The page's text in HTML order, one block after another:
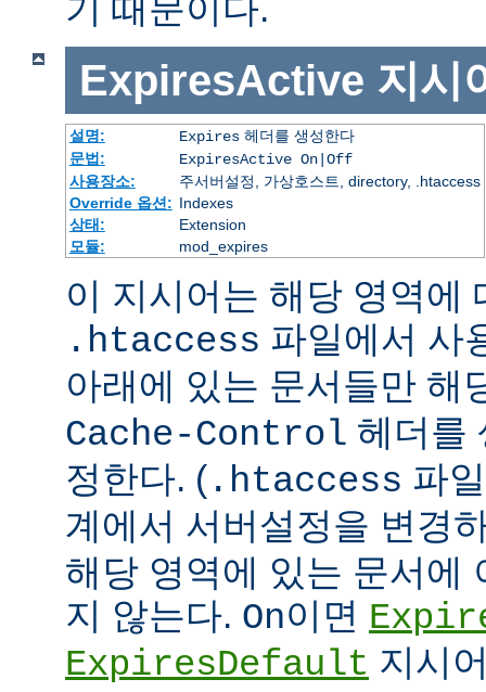
기 때문이다.
ExpiresActive 지시
설명: Expires헤더를 생성한다
문법:
ExpiresActive On|Off
사용장소:
주서버설정, 가상호스트, directory, .htaccess
Override 옵션: Indexes
상태:
Extension
모듈:
mod_expires
이 지시어는 해당 영역에
.htaccess 파일에서 사
아래에 있는 문서들만 해
Cache-Control 헤더를
정한다. ( .htaccess 파
계에서 서버설정을 변경
해당 영역에 있는 문서에
지 않는다. On이면
ExpiresDefault 지시